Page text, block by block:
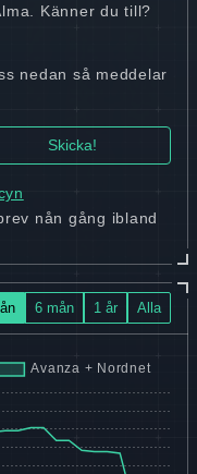
Känner du till?
nedan så meddelar
nån gång ibland
6 mån 1 år Alla